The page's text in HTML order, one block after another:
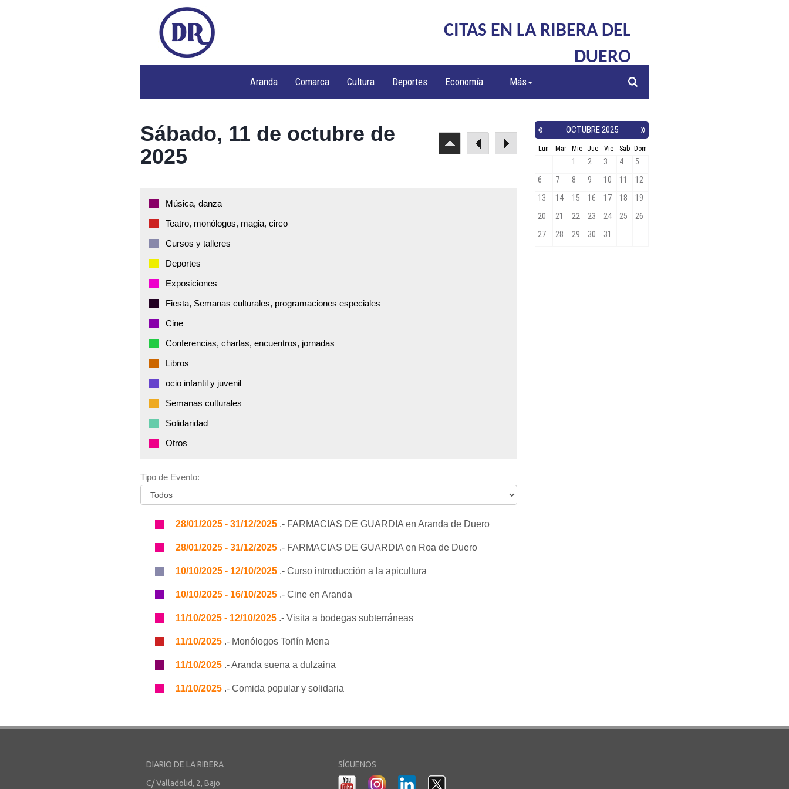
CITAS EN LA RIBERA DEL
DUERO
Aranda Comarca Cultura Deportes Economía Más
Sábado, 11 de octubre de
2025
Música, danza
Teatro, monólogos, magia, circo
Cursos y talleres
Deportes
Exposiciones
Fiesta, Semanas culturales, programaciones especiales
Cine
Conferencias, charlas, encuentros, jornadas
Libros
ocio infantil y juvenil
Semanas culturales
Solidaridad
Otros
Tipo de Evento:
28/01/2025 - 31/12/2025 .- FARMACIAS DE GUARDIA en Aranda de Duero
28/01/2025 - 31/12/2025 .- FARMACIAS DE GUARDIA en Roa de Duero
10/10/2025 - 12/10/2025 .- Curso introducción a la apicultura
10/10/2025 - 16/10/2025 .- Cine en Aranda
11/10/2025 - 12/10/2025 .- Visita a bodegas subterráneas
11/10/2025 .- Monólogos Toñín Mena
11/10/2025 .- Aranda suena a dulzaina
11/10/2025 .- Comida popular y solidaria
DIARIO DE LA RIBERA
C/ Valladolid, 2, Bajo
SÍGUENOS